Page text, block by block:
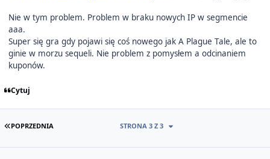
Nie w tym problem. Problem w braku nowych IP w segmencie
aaa.
Super się gra gdy pojawi się coś nowego jak A Plague Tale, ale to
ginie w morzu sequeli. Nie problem z pomysłem a odcinaniem
kuponów.
Cytuj
PIERWSZA STRONA
POPRZEDNIA STRONA 3 Z 3